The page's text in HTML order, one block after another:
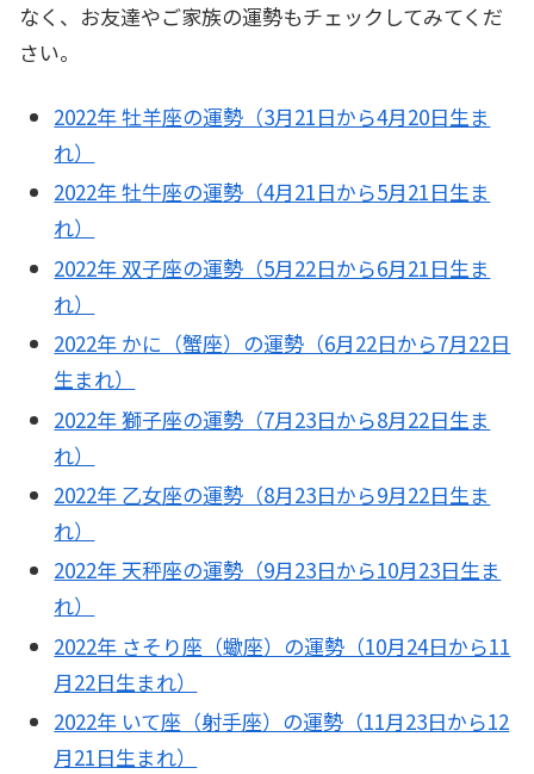
なく、お友達やご家族の運勢もチェックしてみてくだ
さい。
2022年 牡羊座の運勢（3月21日から4月20日生ま
れ）
2022年 牡牛座の運勢（4月21日から5月21日生ま
れ）
2022年 双子座の運勢（5月22日から6月21日生ま
れ）
2022年 かに（蟹座）の運勢（6月22日から7月22日
生まれ）
2022年 獅子座の運勢（7月23日から8月22日生ま
れ）
2022年 乙女座の運勢（8月23日から9月22日生ま
れ）
2022年 天秤座の運勢（9月23日から10月23日生ま
れ）
2022年 さそり座（蠍座）の運勢（10月24日から11
月22日生まれ）
2022年 いて座（射手座）の運勢（11月23日から12
月21日生まれ）